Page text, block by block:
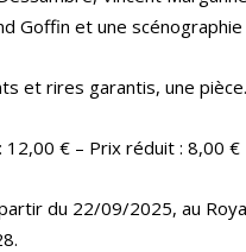
Goffin et une
et rires garantis, une
12,00 € – Prix réduit : 8,00 €
du 22/09/2025, au